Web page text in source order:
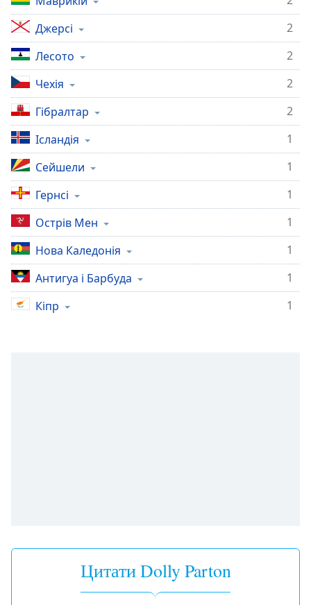
Джерсі
2
Лесото
2
Чехія
2
Гібралтар
2
Ісландія
1
Сейшели
1
Гернсі
1
Острів Мен
1
Нова Каледонія
1
Антигуа і Барбуда
1
Кіпр
1
Цитати Dolly Parton